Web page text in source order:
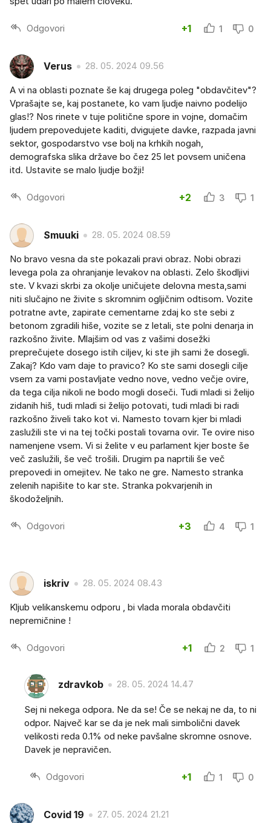
Odgovori +1 1 0
Verus 28. 05. 2024 09.56
A vi na oblasti poznate še kaj drugega poleg "obdavčitev"?
Vprašajte se, kaj postanete, ko vam ljudje naivno podelijo
glas!? Nos rinete v tuje politične spore in vojne, domačim
ljudem prepovedujete kaditi, dvigujete davke, razpada javni
sektor, gospodarstvo vse bolj na krhkih nogah,
demografska slika države bo čez 25 let povsem uničena
itd. Ustavite se malo ljudje božji!
Odgovori +2 3 1
Smuuki 28. 05. 2024 08.59
No bravo vesna da ste pokazali pravi obraz. Nobi obrazi
levega pola za ohranjanje levakov na oblasti. Zelo škodljivi
ste. V kvazi skrbi za okolje uničujete delovna mesta,sami
niti slučajno ne živite s skromnim ogljičnim odtisom. Vozite
potratne avte, zapirate cementarne zdaj ko ste sebi z
betonom zgradili hiše, vozite se z letali, ste polni denarja in
razkošno živite. Mlajšim od vas z vašimi dosežki
preprečujete dosego istih ciljev, ki ste jih sami že dosegli.
Zakaj? Kdo vam daje to pravico? Ko ste sami dosegli cilje
vsem za vami postavljate vedno nove, vedno večje ovire,
da tega cilja nikoli ne bodo mogli doseči. Tudi mladi si želijo
zidanih hiš, tudi mladi si želijo potovati, tudi mladi bi radi
razkošno živeli tako kot vi. Namesto tovarn kjer bi mladi
zaslužili ste vi na tej točki postali tovarna ovir. Te ovire niso
namenjene vsem. Vi si želite v eu parlament kjer boste še
več zaslužili, še več trošili. Drugim pa naprtili še več
prepovedi in omejitev. Ne tako ne gre. Namesto stranka
zelenih napišite to kar ste. Stranka pokvarjenih in
škodoželjnih.
Odgovori +3 4 1
iskriv 28. 05. 2024 08.43
Kljub velikanskemu odporu , bi vlada morala obdavčiti
nepremičnine !
Odgovori +1 2 1
zdravkob 28. 05. 2024 14.47
Sej ni nekega odpora. Ne da se! Če se nekaj ne da, to ni
odpor. Največ kar se da je nek mali simbolični davek
velikosti reda 0.1% od neke pavšalne skromne osnove.
Davek je nepravičen.
Odgovori +1 1 0
Covid 19 27. 05. 2024 21.21